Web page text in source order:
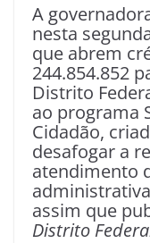
A
nesta
que abrem
244.854.852
Distrito
ao programa
Cidadão,
desafogar a
atendimento
assim que
Distrito